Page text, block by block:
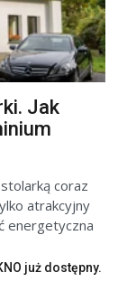
Jak
coraz
atrakcyjny
energetyczna
już dostępny.